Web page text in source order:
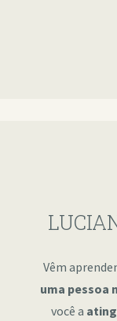
Vêm
uma pessoa
você a